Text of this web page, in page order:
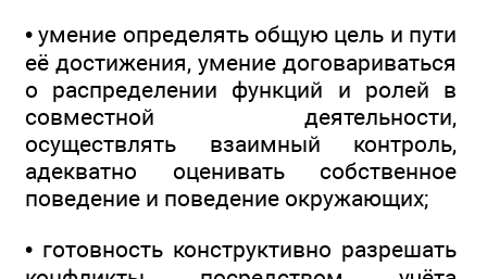
• умение определять общую цель и пути
её достижения, умение договариваться
о распределении функций и ролей в
совместной деятельности,
осуществлять взаимный контроль,
адекватно оценивать собственное
поведение и поведение окружающих;
• готовность конструктивно разрешать